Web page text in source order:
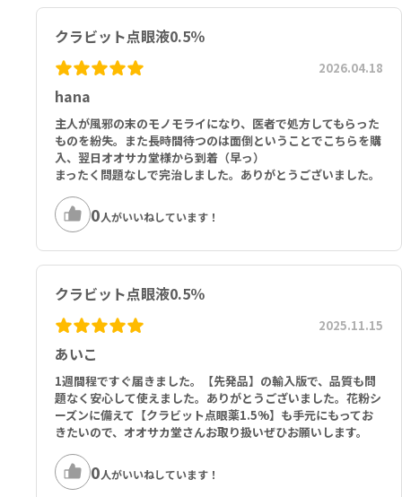
クラビット点眼液0.5％
hana
2026.04.18
主人が風邪の末のモノモライになり、医者で処方してもらった
ものを紛失。また長時間待つのは面倒ということでこちらを購
入、翌日オオサカ堂様から到着（早っ）
まったく問題なしで完治しました。ありがとうございました。
0人がいいねしています！
クラビット点眼液0.5％
あいこ
2025.11.15
1週間程ですぐ届きました。【先発品】の輸入版で、品質も問
題なく安心して使えました。ありがとうございました。花粉シ
ーズンに備えて【クラビット点眼薬1.5%】も手元にもってお
きたいので、オオサカ堂さんお取り扱いぜひお願いします。
0人がいいねしています！